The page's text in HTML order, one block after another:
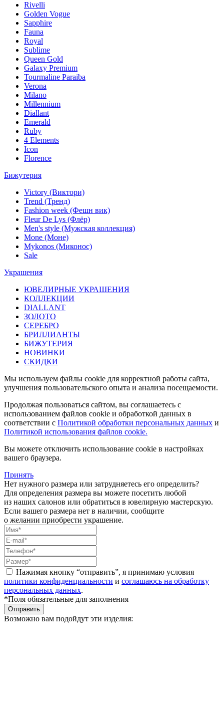
Rivelli
Golden Vogue
Sapphire
Fauna
Royal
Sublime
Queen Gold
Galaxy Premium
Tourmaline Paraiba
Verona
Milano
Millennium
Diallant
Emerald
Ruby
4 Elements
Icon
Florence
Бижутерия
Victory (Виктори)
Trend (Тренд)
Fashion week (Фешн вик)
Fleur De Lys (Флёр)
Men's style (Мужская коллекция)
Mone (Моне)
Mykonos (Миконос)
Sale
Украшения
ЮВЕЛИРНЫЕ УКРАШЕНИЯ
КОЛЛЕКЦИИ
DIALLANT
ЗОЛОТО
СЕРЕБРО
БРИЛЛИАНТЫ
БИЖУТЕРИЯ
НОВИНКИ
СКИДКИ
Мы используем файлы cookie для корректной работы сайта,
улучшения пользовательского опыта и анализа посещаемости.
Продолжая пользоваться сайтом, вы соглашаетесь с
использованием файлов cookie и обработкой данных в
соответствии с Политикой обработки персональных данных и
Политикой использования файлов cookie.
Вы можете отключить использование cookie в настройках
вашего браузера.
Принять
Нет нужного размера или затрудняетесь его определить?
Для определения размера вы можете посетить любой
из наших салонов или обратиться в ювелирную мастерскую.
Если вашего размера нет в наличии, сообщите
о желании приобрести украшение.
Нажимая кнопку “отправить”, я принимаю условия
политики конфиденциальности и соглашаюсь на обработку
персональных данных.
*Поля обязательные для заполнения
Отправить
Возможно вам подойдут эти изделия: